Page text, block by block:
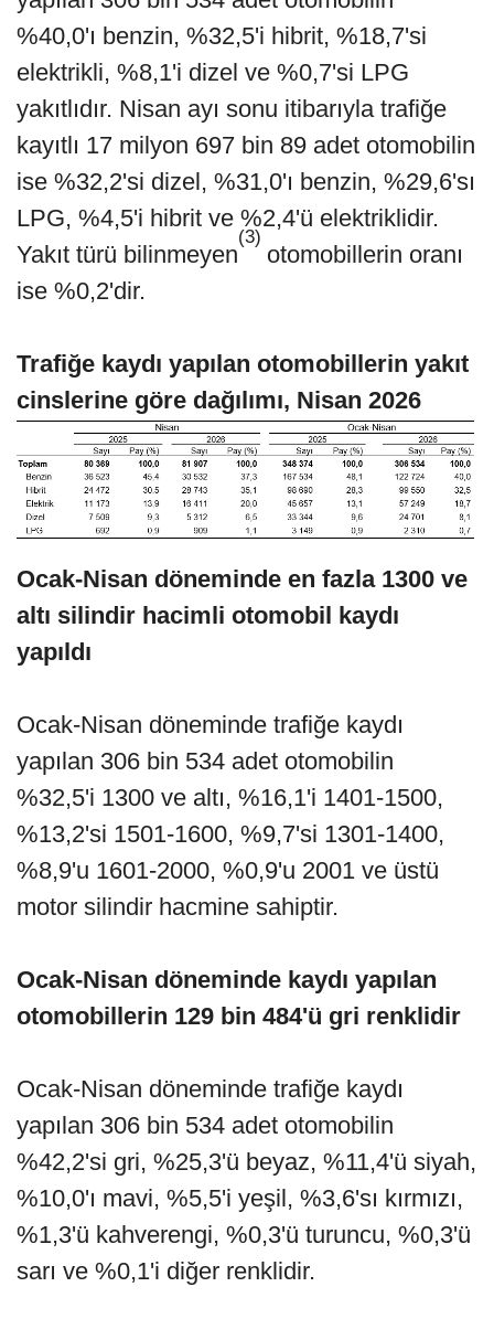
%40,0'ı benzin, %32,5'i hibrit, %18,7'si
elektrikli, %8,1'i dizel ve %0,7'si LPG
yakıtlıdır. Nisan ayı sonu itibarıyla trafiğe
kayıtlı 17 milyon 697 bin 89 adet otomobilin
ise %32,2'si dizel, %31,0'ı benzin, %29,6'sı
LPG, %4,5'i hibrit ve %2,4'ü elektriklidir.
Yakıt türü bilinmeyen
(3)
otomobillerin oranı
ise %0,2'dir.
Trafiğe kaydı yapılan otomobillerin yakıt
cinslerine göre dağılımı, Nisan 2026
Ocak-Nisan döneminde en fazla 1300 ve
altı silindir hacimli otomobil kaydı
yapıldı
Ocak-Nisan döneminde trafiğe kaydı
yapılan 306 bin 534 adet otomobilin
%32,5'i 1300 ve altı, %16,1'i 1401-1500,
%13,2'si 1501-1600, %9,7'si 1301-1400,
%8,9'u 1601-2000, %0,9'u 2001 ve üstü
motor silindir hacmine sahiptir.
Ocak-Nisan döneminde kaydı yapılan
otomobillerin 129 bin 484'ü gri renklidir
Ocak-Nisan döneminde trafiğe kaydı
yapılan 306 bin 534 adet otomobilin
%42,2'si gri, %25,3'ü beyaz, %11,4'ü siyah,
%10,0'ı mavi, %5,5'i yeşil, %3,6'sı kırmızı,
%1,3'ü kahverengi, %0,3'ü turuncu, %0,3'ü
sarı ve %0,1'i diğer renklidir.